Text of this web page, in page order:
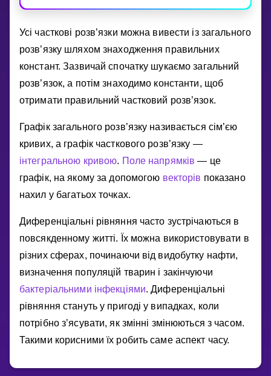
Усi частковi розв’язки можна вивести iз загального
розв’язку шляхом знаходження правильних
констант. Зазвичай спочатку шукаємо загальний
розв’язок, а потiм знаходимо константи, щоб
отримати правильний частковий розв’язок.
Графiк загального розв’язку називається сiм’єю
кривих, а графiк часткового розв’язку —
iнтегральною кривою. Поле напрямкiв — це
графiк, на якому за допомогою векторiв показано
нахил у багатьох точках.
Диференцiальнi рiвняння часто зустрiчаються в
повсякденному життi. Їх можна використовувати в
рiзних сферах, починаючи вiд видобутку нафти,
визначення популяцiй тварин i закiнчуючи
бактерiальними iнфекцiями. Диференцiальнi
рiвняння стануть у пригодi у випадках, коли
потрiбно з’ясувати, як змiннi змiнюються з часом.
Такими корисними їх робить саме аспект часу.